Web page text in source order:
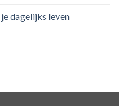
dagelijks leven